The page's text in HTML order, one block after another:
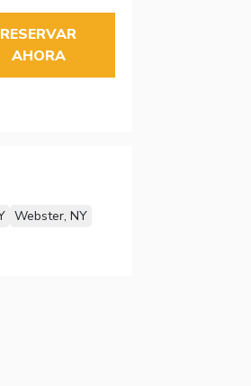
RESERVAR
AHORA
Webster, NY